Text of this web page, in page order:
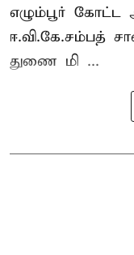
எழும்பூர்
ஈ.வி.கே.சம்பத்
துணை மி ...